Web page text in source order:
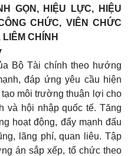
GỌN, HIỆU LỰC, HIỆU
CHỨC, VIÊN CHỨC
CHÍNH
Bộ Tài chính theo hướng
đáp ứng yêu cầu hiện
môi trường thuận lợi cho
và hội nhập quốc tế. Tăng
hoạt động, đẩy mạnh đấu
lãng phí, quan liêu. Tập
án sắp xếp, tổ chức theo